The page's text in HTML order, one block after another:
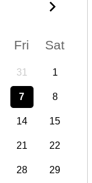
Fri Sat
31 1
7 8
14 15
21 22
28 29